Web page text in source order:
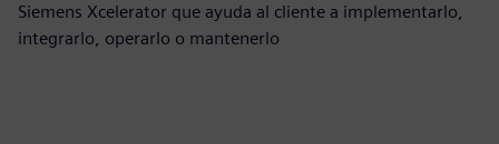
Siemens Xcelerator que ayuda al cliente a implementarlo,
integrarlo, operarlo o mantenerlo